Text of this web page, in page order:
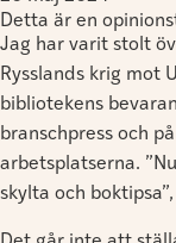
Detta är en
Jag har varit stolt
Rysslands krig mot
bibliotekens
branschpress och
arbetsplatserna.
skylta och